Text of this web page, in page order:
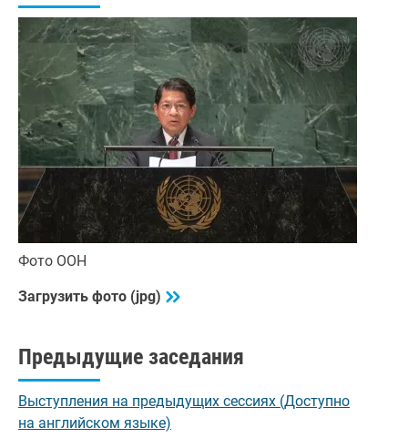
Фото ООН
Загрузить фото (jpg)
Предыдущие заседания
Выступления на предыдущих сессиях (Доступно
на английском языке)